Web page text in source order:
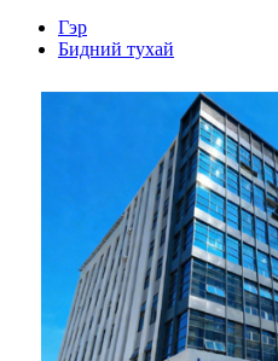
Гэр
Бидний тухай